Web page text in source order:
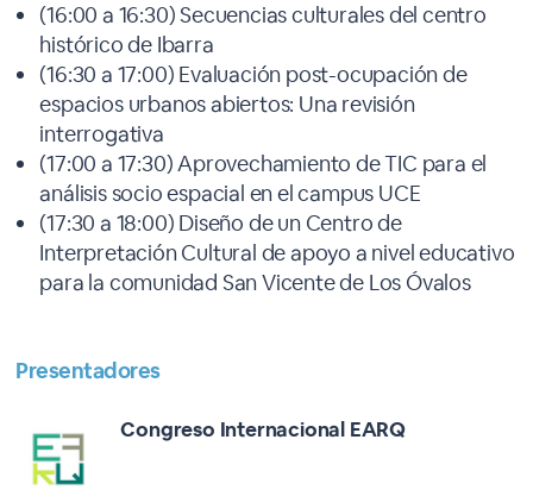
(16:00 a 16:30) Secuencias culturales del centro
histórico de Ibarra
(16:30 a 17:00) Evaluación post-ocupación de
espacios urbanos abiertos: Una revisión
interrogativa
(17:00 a 17:30) Aprovechamiento de TIC para el
análisis socio espacial en el campus UCE
(17:30 a 18:00) Diseño de un Centro de
Interpretación Cultural de apoyo a nivel educativo
para la comunidad San Vicente de Los Óvalos
Presentadores
Congreso Internacional EARQ